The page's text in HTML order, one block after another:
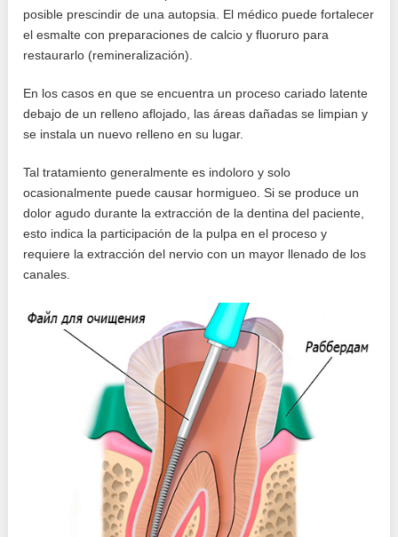
posible prescindir de una autopsia. El médico puede fortalecer
el esmalte con preparaciones de calcio y fluoruro para
restaurarlo (remineralización).
En los casos en que se encuentra un proceso cariado latente
debajo de un relleno aflojado, las áreas dañadas se limpian y
se instala un nuevo relleno en su lugar.
Tal tratamiento generalmente es indoloro y solo
ocasionalmente puede causar hormigueo. Si se produce un
dolor agudo durante la extracción de la dentina del paciente,
esto indica la participación de la pulpa en el proceso y
requiere la extracción del nervio con un mayor llenado de los
canales.